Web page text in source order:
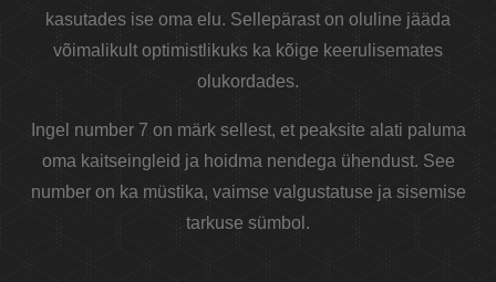
kasutades ise oma elu. Sellepärast on oluline jääda
võimalikult optimistlikuks ka kõige keerulisemates
olukordades.
Ingel number 7 on märk sellest, et peaksite alati paluma
oma kaitseingleid ja hoidma nendega ühendust. See
number on ka müstika, vaimse valgustatuse ja sisemise
tarkuse sümbol.